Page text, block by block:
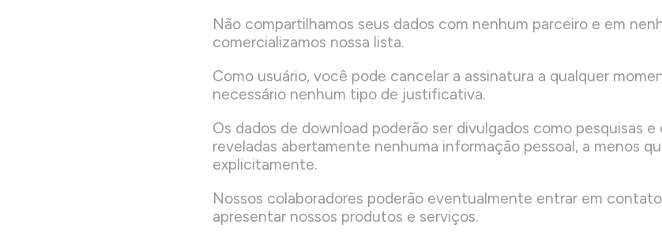
Não compartilhamos seus dados com nenhum parceiro e em
comercializamos nossa lista.
Como usuário, você pode cancelar a assinatura a qualquer
necessário nenhum tipo de justificativa.
Os dados de download poderão ser divulgados como pesquisas
reveladas abertamente nenhuma informação pessoal, a menos
explicitamente.
Nossos colaboradores poderão eventualmente entrar em
apresentar nossos produtos e serviços.